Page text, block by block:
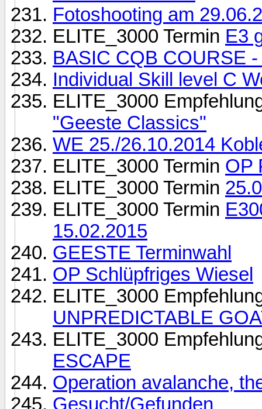
Fotoshooting am
ELITE_3000 Termin E3
BASIC CQB COURSE
Individual Skill level C
ELITE_3000
"Geeste Classics"
WE 25./26.10.2014
ELITE_3000 Termin OP
ELITE_3000 Termin
ELITE_3000 Termin
15.02.2015
GEESTE Terminwahl
OP Schlüpfriges Wiesel
ELITE_3000
UNPREDICTABLE
ELITE_3000
ESCAPE
Operation avalanche,
Gesucht/Gefunden